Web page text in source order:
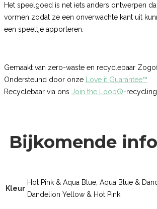
Het speelgoed is net iets anders ontwerpen
vormen zodat ze een onverwachte kant uit
een speeltje apporteren.
Gemaakt van zero-waste en recyclebaar
Ondersteund door onze
Love it Guarantee™
Recyclebaar via ons Join the Loop®-
Bijkomende
Kleur
Hot Pink & Aqua Blue, Aqua Blue &
Dandelion Yellow & Hot Pink